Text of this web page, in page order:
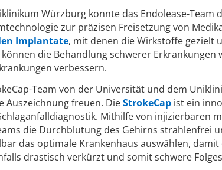
Würzburg konnte das Endolease-Team
zur präzisen Freisetzung von
Implantate, mit denen die Wirkstoffe gezielt
die Behandlung schwerer Erkrankungen
verbessern.
Team von der Universität und dem
Auszeichnung freuen. DieStrokeCap ist ein
Mithilfe von injizierbaren
die Durchblutung des Gehirns strahlenfrei
das optimale Krankenhaus auswählen,
drastisch verkürzt und somit schwere